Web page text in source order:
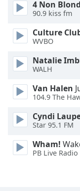
Font
Size
Text
Edge
Style
Font
Reset
Done
4 Non
90.9 kiss fm
Culture
WVBO
Natalie
WALH
Van Halen
104.9 The
Cyndi
Star 95.1 FM
Wham!
PB Live Radio